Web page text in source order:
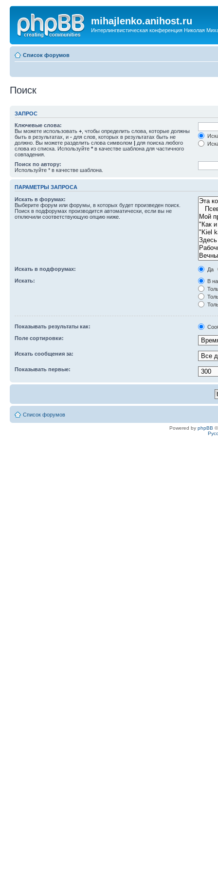
mihajlenko.anihost.ru
Интерлингвистическая конференция Николая
Список форумов
Поиск
ЗАПРОС
Ключевые слова:
Вы можете использовать + , чтобы определить слова, которые должны
быть в результатах, и - для слов, которых в результатах быть не
должно. Вы можете разделить слова символом | для поиска любого
слова из списка. Используйте * в качестве шаблона для частичного
совпадения.
Поиск по автору:
Используйте * в качестве шаблона.
ПАРАМЕТРЫ ЗАПРОСА
Искать в форумах:
Выберите форум или форумы, в которых будет произведен поиск.
Поиск в подфорумах производится автоматически, если вы не
отключили соответствующую опцию ниже.
Искать в подфорумах:
Да
Искать:
В
Показывать результаты как:
Поле сортировки:
Искать сообщения за:
Показывать первые:
Список форумов
Powered by phpBB